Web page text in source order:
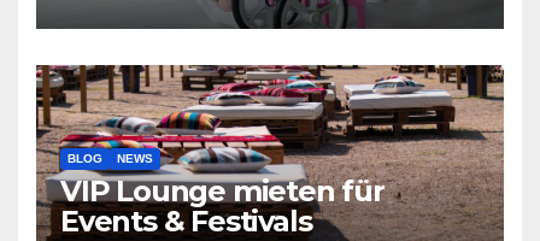
BLOG NEWS
VIP Lounge mieten für
Events & Festivals